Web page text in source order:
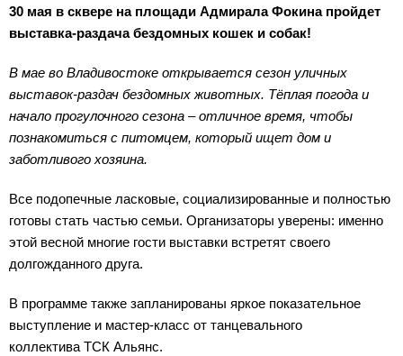
30 мая в сквере на площади Адмирала Фокина пройдет
выставка-раздача бездомных кошек и собак!
В мае во Владивостоке открывается сезон уличных
выставок-раздач бездомных животных. Тёплая погода и
начало прогулочного сезона – отличное время, чтобы
познакомиться с питомцем, который ищет дом и
заботливого хозяина.
Все подопечные ласковые, социализированные и полностью
готовы стать частью семьи. Организаторы уверены: именно
этой весной многие гости выставки встретят своего
долгожданного друга.
В программе также запланированы яркое показательное
выступление и мастер-класс от танцевального
коллектива ТСК Альянс.